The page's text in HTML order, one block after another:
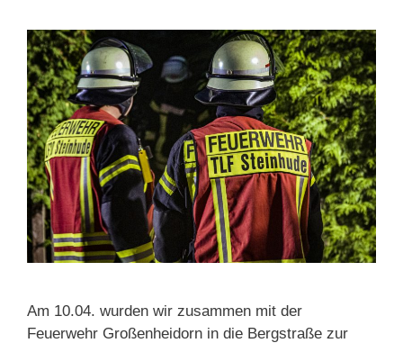
Am 10.04. wurden wir zusammen mit der
Feuerwehr Großenheidorn in die Bergstraße zur